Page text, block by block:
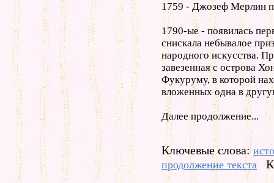
1759 - Джозеф Мерлин
1790-ые - появилась
снискала небывалое
народного искусства.
завезенная с острова
Фукуруму, в которой
вложенных одна в
Далее продолжение...
Ключевые слова:
продолжение текста